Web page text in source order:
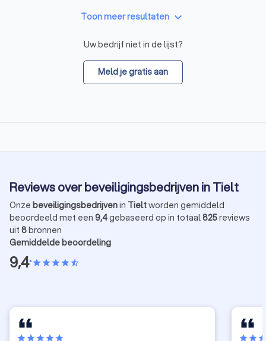
Toon meer resultaten keyboard_arrow_down
Uw bedrijf niet in de lijst?
Meld je gratis aan
Reviews over beveiligingsbedrijven in Tielt
Onze beveiligingsbedrijvenin Tieltworden gemiddeld
beoordeeld met een 9,4gebaseerd op in totaal825reviews
uit 8bronnen
Gemiddelde beoordeling
9,4•starstarstarstarstar_half
starstarstarstarstar starstar